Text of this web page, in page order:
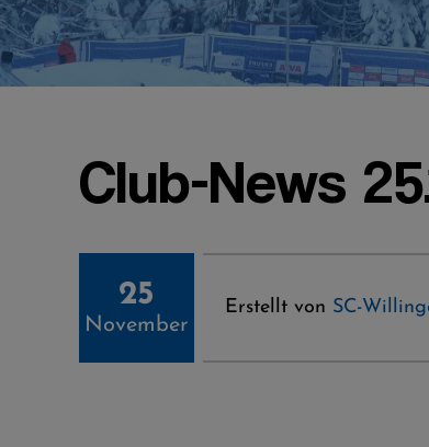
Club-News
25
November
Erstellt von SC-